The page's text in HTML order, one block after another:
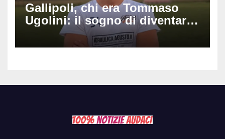
Gallipoli, chi era Tommaso
Ugolini: il sogno di diventare
medico e la fascia da
capitano, il dolore di Bologna